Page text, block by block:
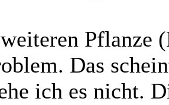
Pflanze
Das
ich es nicht.